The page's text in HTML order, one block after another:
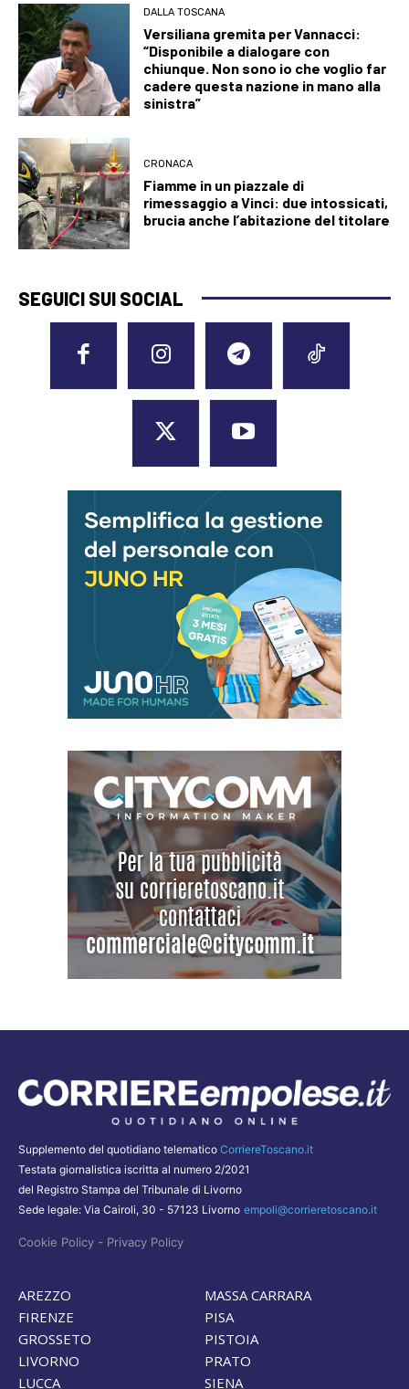
DALLA TOSCANA
Versiliana gremita per Vannacci:
“Disponibile a dialogare con
chiunque. Non sono io che voglio far
cadere questa nazione in mano alla
sinistra”
CRONACA
Fiamme in un piazzale di
rimessaggio a Vinci: due intossicati,
brucia anche l’abitazione del titolare
SEGUICI SUI SOCIAL
Supplemento del quotidiano telematico CorriereToscano.it
Testata giornalistica iscritta al numero 2/2021
del Registro Stampa del Tribunale di Livorno
Sede legale: Via Cairoli, 30 - 57123 Livorno empoli@corrieretoscano.it
Cookie Policy - Privacy Policy
AREZZO
FIRENZE
GROSSETO
LIVORNO
LUCCA
MASSA CARRARA
PISA
PISTOIA
PRATO
SIENA